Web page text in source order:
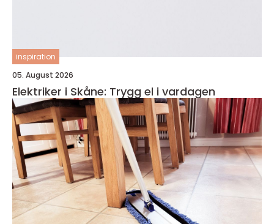
inspiration
05. August 2026
Elektriker i Skåne: Trygg el i vardagen